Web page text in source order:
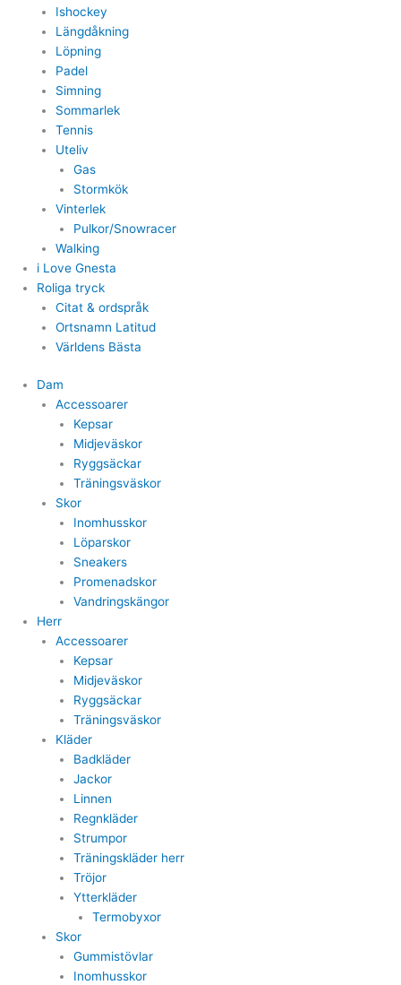
Ishockey
Längdåkning
Löpning
Padel
Simning
Sommarlek
Tennis
Uteliv
Gas
Stormkök
Vinterlek
Pulkor/Snowracer
Walking
i Love Gnesta
Roliga tryck
Citat & ordspråk
Ortsnamn Latitud
Världens Bästa
Dam
Accessoarer
Kepsar
Midjeväskor
Ryggsäckar
Träningsväskor
Skor
Inomhusskor
Löparskor
Sneakers
Promenadskor
Vandringskängor
Herr
Accessoarer
Kepsar
Midjeväskor
Ryggsäckar
Träningsväskor
Kläder
Badkläder
Jackor
Linnen
Regnkläder
Strumpor
Träningskläder herr
Tröjor
Ytterkläder
Termobyxor
Skor
Gummistövlar
Inomhusskor